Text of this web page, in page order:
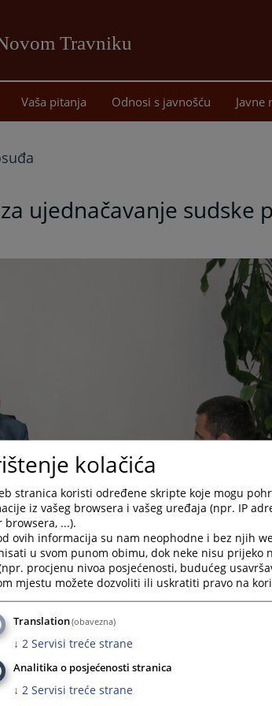
Travniku
sadržaj
Vaša pitanja Odnosi s javnošću Javne
ujednačavanje sudske
ujednačavanje sudske prakse iz građanske
sudova u Bosni i Hercegovini, odnosno
Srpske, Vrhovnog suda Federacije
kolačića
stranica koristi određene skripte koje mogu
iz vašeg browsera i vašeg uređaja (npr. IP
browsera, ...).
ovih informacija su nam neophodne i bez njih
u svom punom obimu, dok neke nisu prijeko
procjenu nivoa posjećenosti, budućeg
mjestu možete dozvoliti ili uskratiti pravo na
Translation(obavezna)
↓ 2 Servisi treće strane
Analitika o posjećenosti stranica
↓ 2 Servisi treće strane